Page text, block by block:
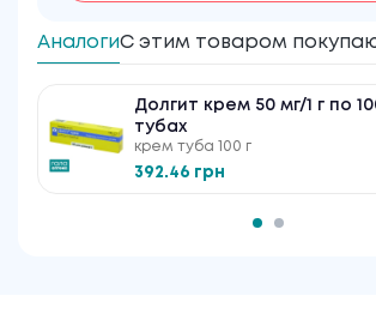
АналогиС этим товаром
Долгит крем 50 мг/1 г по
тубах
крем туба 100 г
392.46 грн